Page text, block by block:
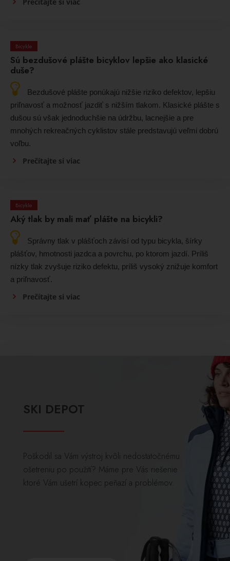
Bicykle
Sú bezdušové plášte bicyklov lepšie ako klasické
duše?
Bezdušové plášte ponúkajú nižšie riziko defektov, lepšiu
priľnavosť a možnosť jazdiť s nižším tlakom. Klasické plášte s
dušou sú však jednoduchšie na údržbu, lacnejšie a pre
mnohých rekreačných cyklistov stále predstavujú veľmi dobrú
voľbu.
Prečítajte si viac
Bicykle
Aký tlak by mali mať plášte na bicykli?
Správny tlak v plášťoch závisí od typu bicykla, šírky
plášťov, hmotnosti jazdca a povrchu, po ktorom jazdí. Príliš
nízky tlak zvyšuje riziko defektu, príliš vysoký znižuje komfort
a priľnavosť.
Prečítajte si viac
SKI DEPOT
Poškodil sa Vám výstroj kvôli nedostatočnému
ošetreniu po použití? Máme pre Vás riešenie
ktoré Vám ušetrí kopec peňazí a problémov.